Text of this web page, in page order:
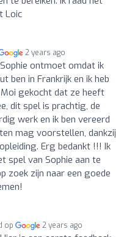
Loic
2 years ago
ontmoet omdat ik
ben in Frankrijk en ik heb
gekocht dat ze heeft
dit spel is prachtig, de
werk en ik ben vereerd
mag voorstellen, dankzij
Erg bedankt !!! Ik
spel van Sophie aan te
zoek zijn naar een goede
op 2 years ago